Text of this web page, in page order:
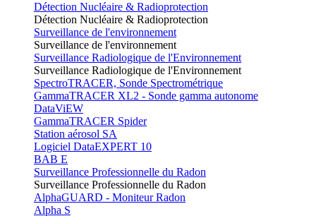
Détection Nucléaire & Radioprotection
Détection Nucléaire & Radioprotection
Surveillance de l'environnement
Surveillance de l'environnement
Surveillance Radiologique de l'Environnement
Surveillance Radiologique de l'Environnement
SpectroTRACER, Sonde Spectrométrique
GammaTRACER XL2 - Sonde gamma autonome
DataViEW
GammaTRACER Spider
Station aérosol SA
Logiciel DataEXPERT 10
BAB E
Surveillance Professionnelle du Radon
Surveillance Professionnelle du Radon
AlphaGUARD - Moniteur Radon
Alpha S